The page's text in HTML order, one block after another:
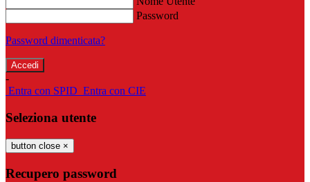
Password
Password dimenticata?
-
Entra con SPID Entra con CIE
Seleziona utente
button close ×
Recupero password